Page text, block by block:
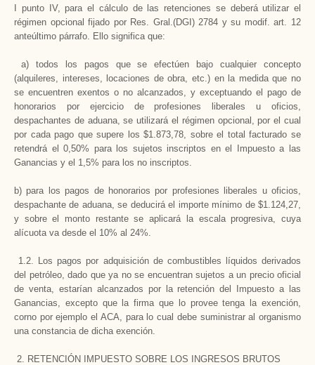
I punto IV, para el cálculo de las retenciones se deberá utilizar el
régimen opcional fijado por Res. Gral.(DGI) 2784 y su modif. art. 12
anteúltimo párrafo. Ello significa que:
a) todos los pagos que se efectúen bajo cualquier concepto
(alquileres, intereses, locaciones de obra, etc.) en la medida que no
se encuentren exentos o no alcanzados, y exceptuando el pago de
honorarios por ejercicio de profesiones liberales u oficios,
despachantes de aduana, se utilizará el régimen opcional, por el cual
por cada pago que supere los $1.873,78, sobre el total facturado se
retendrá el 0,50% para los sujetos inscriptos en el Impuesto a las
Ganancias y el 1,5% para los no inscriptos.
b) para los pagos de honorarios por profesiones liberales u oficios,
despachante de aduana, se deducirá el importe mínimo de $1.124,27,
y sobre el monto restante se aplicará la escala progresiva, cuya
alícuota va desde el 10% al 24%.
1.2. Los pagos por adquisición de combustibles líquidos derivados
del petróleo, dado que ya no se encuentran sujetos a un precio oficial
de venta, estarían alcanzados por la retención del Impuesto a las
Ganancias, excepto que la firma que lo provee tenga la exención,
corno por ejemplo el ACA, para lo cual debe suministrar al organismo
una constancia de dicha exención.
2. RETENCIÓN IMPUESTO SOBRE LOS INGRESOS BRUTOS